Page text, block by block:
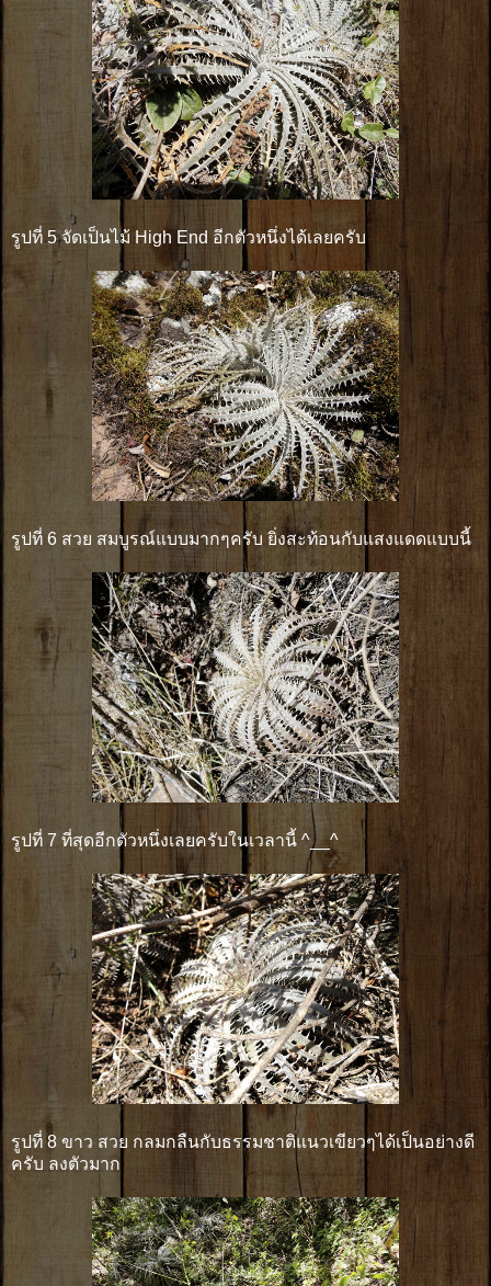
รูปที่ 5 จัดเป็นไม้ High End อีกตัวหนึ่งได้เลยครับ
รูปที่ 6 สวย สมบูรณ์แบบมากๆครับ ยิ่งสะท้อนกับแสงแดดแบบนี้
รูปที่ 7 ที่สุดอีกตัวหนึ่งเลยครับในเวลานี้ ^__^
รูปที่ 8 ขาว สวย กลมกลืนกับธรรมชาติแนวเขียวๆได้เป็นอย่างดี
ครับ ลงตัวมาก